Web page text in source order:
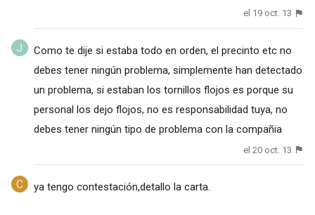
el 19 oct. 13
Como te dije si estaba todo en orden, el precinto etc no
debes tener ningún problema, simplemente han detectado
un problema, si estaban los tornillos flojos es porque su
personal los dejo flojos, no es responsabilidad tuya, no
debes tener ningún tipo de problema con la compañia
el 20 oct. 13
ya tengo contestación,detallo la carta.